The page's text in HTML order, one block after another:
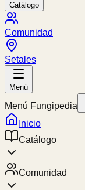
Catálogo
Comunidad
Setales
Menú
Menú Fungipedia
Inicio
Catálogo
Comunidad